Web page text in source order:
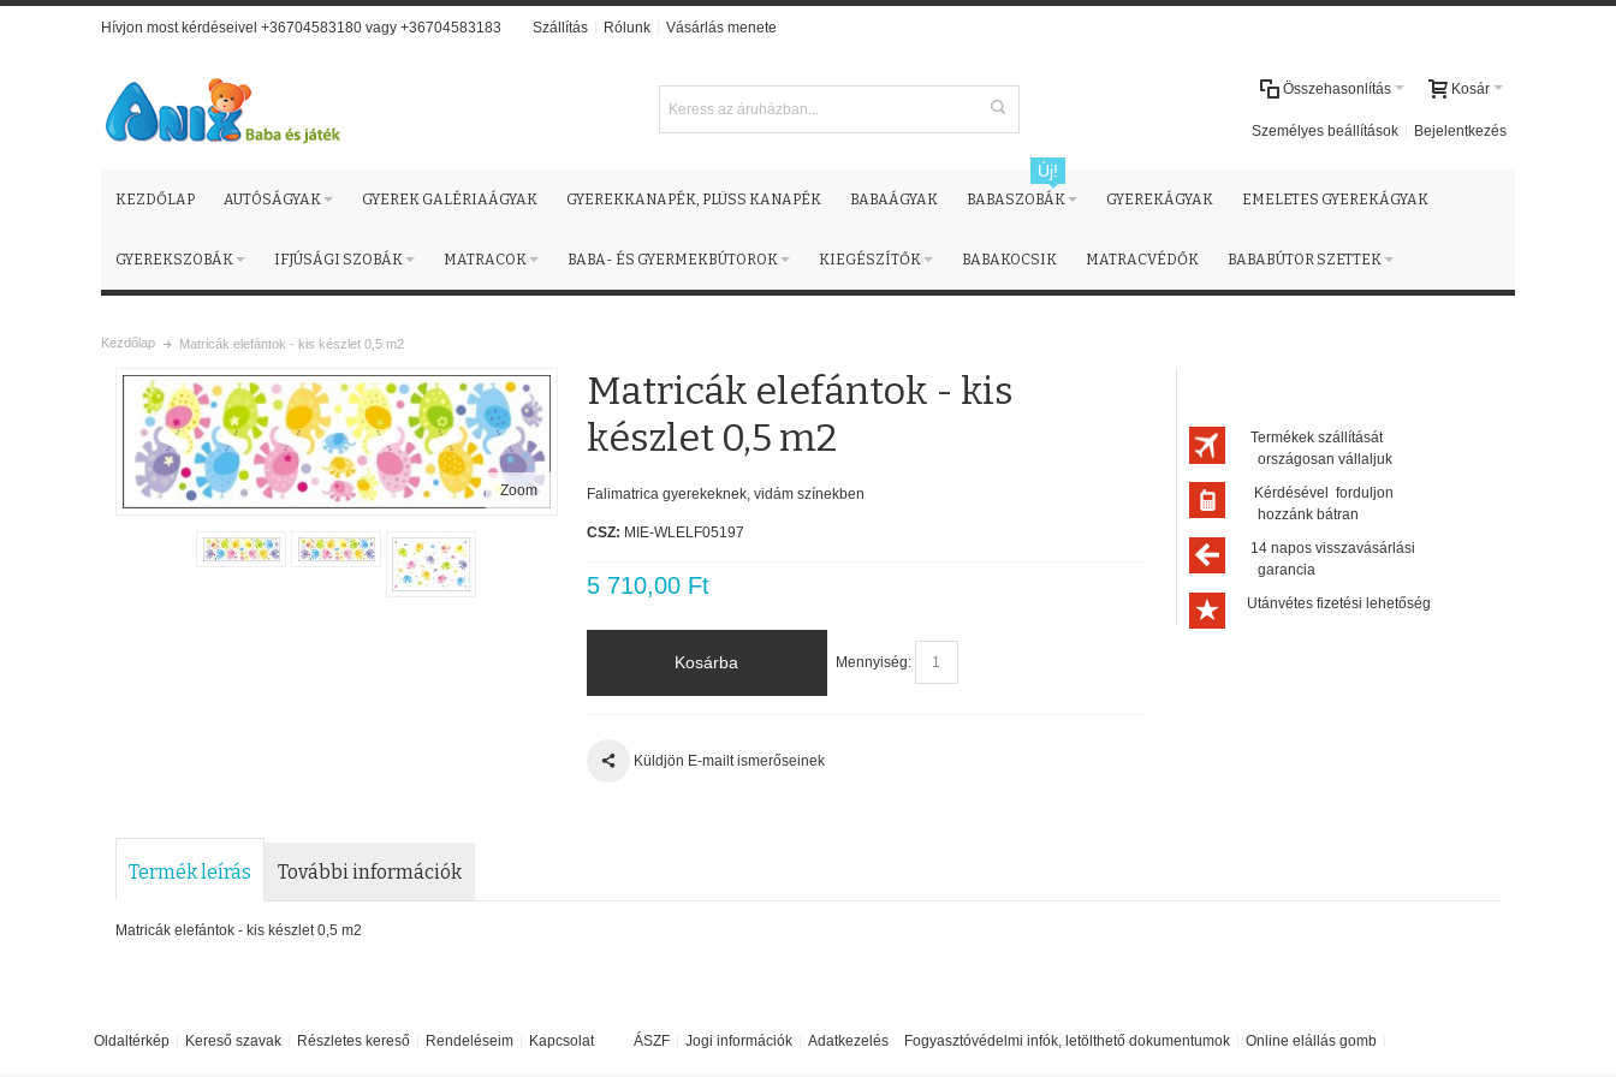
Hívjon most kérdéseivel +36704583180 vagy +36704583183 Szállítás Rólunk Vásárlás menete
Kosár
Összehasonlítás
Személyes beállítások Bejelentkezés
KEZDŐLAP AUTÓSÁGYAK GYEREK GALÉRIAÁGYAK GYEREKKANAPÉK, PLÜSS KANAPÉK BABAÁGYAK BABASZOBÁK
Új!
GYEREKÁGYAK EMELETES GYEREKÁGYAK
GYEREKSZOBÁK IFJÚSÁGI SZOBÁK MATRACOK BABA- ÉS GYERMEKBÚTOROK KIEGÉSZÍTŐK BABAKOCSIK MATRACVÉDŐK BABABÚTOR SZETTEK
Kezdőlap Matricák elefántok - kis készlet 0,5 m2
Zoom
Matricák elefántok - kis
készlet 0,5 m2
Falimatrica gyerekeknek, vidám színekben
CSZ: MIE-WLELF05197
5 710,00 Ft
Mennyiség:
Kosárba
Küldjön E-mailt ismerőseinek
Termékek szállítását
országosan vállaljuk
Kérdésével forduljon
hozzánk bátran
14 napos visszavásárlási
garancia
Utánvétes fizetési lehetőség
Termék leírás További információk
Matricák elefántok - kis készlet 0,5 m2
Oldaltérkép Kereső szavak Részletes kereső Rendeléseim Kapcsolat ÁSZF Jogi információk Adatkezelés Fogyasztóvédelmi infók, letölthető dokumentumok Online elállás gomb